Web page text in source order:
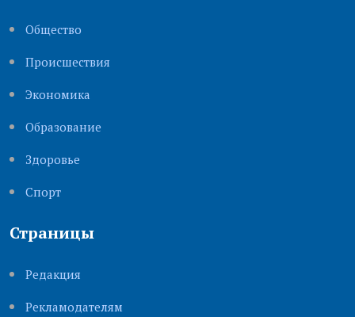
Общество
Происшествия
Экономика
Образование
Здоровье
Cпорт
Страницы
Редакция
Рекламодателям